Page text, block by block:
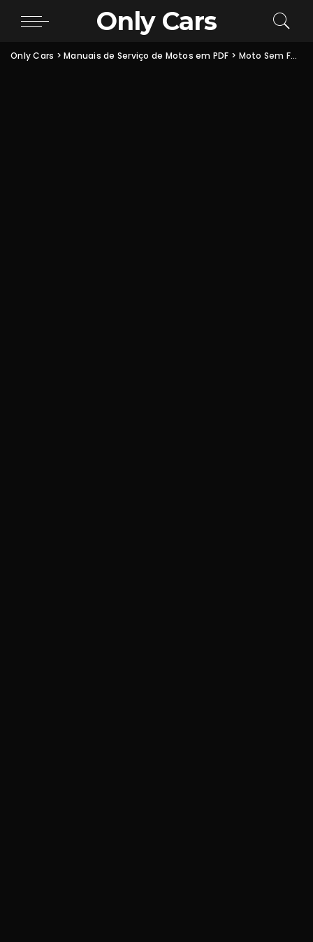
Only Cars
Only Cars >Manuais de Serviço de Motos em PDF > Moto Sem Faísca: Vela, Bobina, CDI, Estator, Pulsadora ou Chicote?